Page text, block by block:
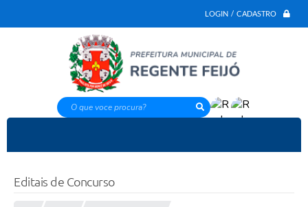
LOGIN / CADASTRO
O que voce procura?
Editais de Concurso